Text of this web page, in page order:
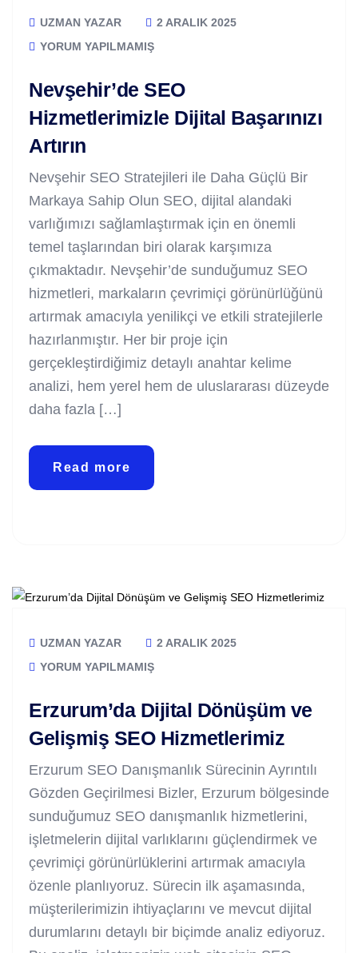
UZMAN YAZAR
2 ARALIK 2025
YORUM YAPILMAMIŞ
Nevşehir’de SEO
Hizmetlerimizle Dijital Başarınızı
Artırın
Nevşehir SEO Stratejileri ile Daha Güçlü Bir
Markaya Sahip Olun SEO, dijital alandaki
varlığımızı sağlamlaştırmak için en önemli
temel taşlarından biri olarak karşımıza
çıkmaktadır. Nevşehir’de sunduğumuz SEO
hizmetleri, markaların çevrimiçi görünürlüğünü
artırmak amacıyla yenilikçi ve etkili stratejilerle
hazırlanmıştır. Her bir proje için
gerçekleştirdiğimiz detaylı anahtar kelime
analizi, hem yerel hem de uluslararası düzeyde
daha fazla […]
Read more
UZMAN YAZAR
2 ARALIK 2025
YORUM YAPILMAMIŞ
Erzurum’da Dijital Dönüşüm ve
Gelişmiş SEO Hizmetlerimiz
Erzurum SEO Danışmanlık Sürecinin Ayrıntılı
Gözden Geçirilmesi Bizler, Erzurum bölgesinde
sunduğumuz SEO danışmanlık hizmetlerini,
işletmelerin dijital varlıklarını güçlendirmek ve
çevrimiçi görünürlüklerini artırmak amacıyla
özenle planlıyoruz. Sürecin ilk aşamasında,
müşterilerimizin ihtiyaçlarını ve mevcut dijital
durumlarını detaylı bir biçimde analiz ediyoruz.